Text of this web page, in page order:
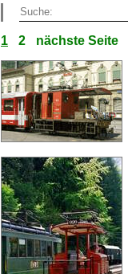
Schweiz
Alle Jahre
1980
2000
2010
2020
1 2 nächste Seite